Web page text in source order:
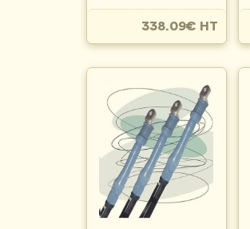
338.09€ HT